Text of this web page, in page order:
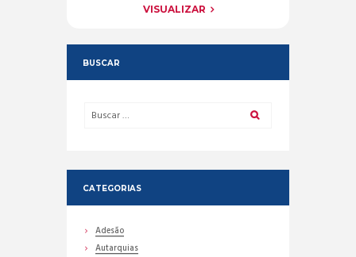
VISUALIZAR
BUSCAR
CATEGORIAS
Adesão
Autarquias